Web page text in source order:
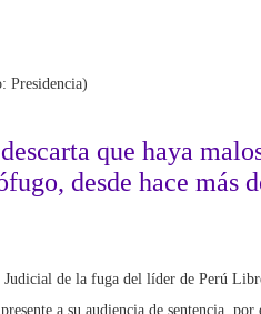
Presidencia)
que haya
desde hace más
Judicial de la fuga del líder de Perú
a su audiencia de sentencia, por